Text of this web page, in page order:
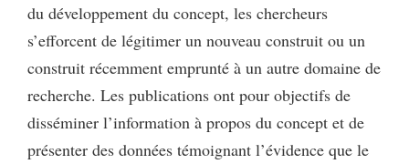
du développement du concept, les chercheurs
s’efforcent de légitimer un nouveau construit ou un
construit récemment emprunté à un autre domaine de
recherche. Les publications ont pour objectifs de
disséminer l’information à propos du concept et de
présenter des données témoignant l’évidence que le